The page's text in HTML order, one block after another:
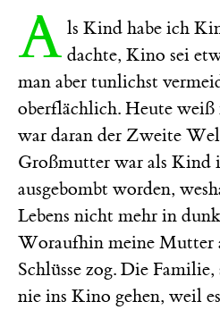
A ls Kind habe ich
dachte, Kino sei
man aber tunlichst
oberflächlich. Heute
war daran der Zweite
Großmutter war als Kind
ausgebombt worden,
Lebens nicht mehr in
Woraufhin meine Mutter
Schlüsse zog. Die
nie ins Kino gehen, weil